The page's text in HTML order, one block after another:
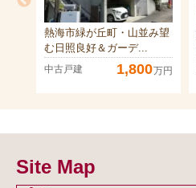
熱海市緑が丘町・山並み望
む日照良好＆ガーデ...
中古戸建 1,800万円
Site Map